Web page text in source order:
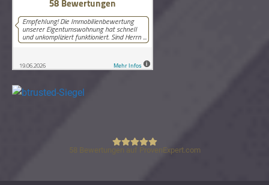
Lutz Schneider Immobilienbewertung
58 Bewertungen auf ProvenExpert.com